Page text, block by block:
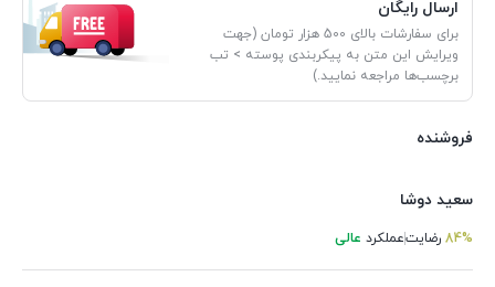
ارسال رایگان
برای سفارشات بالای 500 هزار تومان (جهت
ویرایش این متن به پیکربندی پوسته > تب
برچسب‌ها مراجعه نمایید.)
فروشنده
سعید دوشا
84% رضایتعملکرد عالی